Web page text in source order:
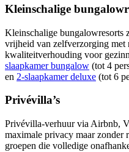
Kleinschalige
Kleinschalige bungalowresorts
vrijheid van zelfverzorging met
kwaliteitverhouding voor
slaapkamer bungalow (tot 4
en 2-slaapkamer deluxe (tot 6
Privévilla’s
Privévilla-verhuur via Airbnb,
maximale privacy maar zonder
groepen die volledige